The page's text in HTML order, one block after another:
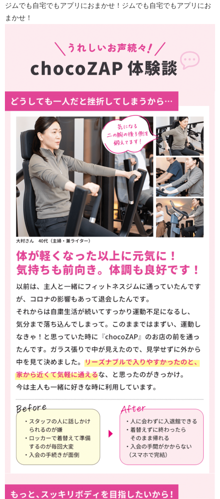
ジムでも自宅でもアプリにおまかせ！ジムでも自宅でもアプリにお
まかせ！